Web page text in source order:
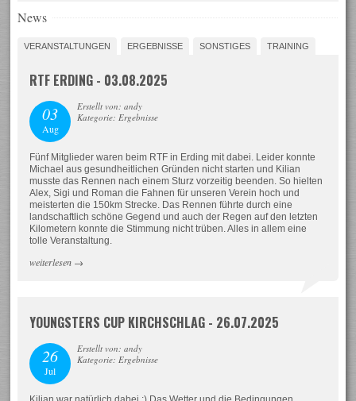
News
VERANSTALTUNGEN ERGEBNISSE SONSTIGES TRAINING
RTF ERDING - 03.08.2025
03
Aug
Erstellt von: andy
Kategorie: Ergebnisse
Fünf Mitglieder waren beim RTF in Erding mit dabei. Leider konnte
Michael aus gesundheitlichen Gründen nicht starten und Kilian
musste das Rennen nach einem Sturz vorzeitig beenden. So hielten
Alex, Sigi und Roman die Fahnen für unseren Verein hoch und
meisterten die 150km Strecke. Das Rennen führte durch eine
landschaftlich schöne Gegend und auch der Regen auf den letzten
Kilometern konnte die Stimmung nicht trüben. Alles in allem eine
tolle Veranstaltung.
weiterlesen →
YOUNGSTERS CUP KIRCHSCHLAG - 26.07.2025
26
Jul
Erstellt von: andy
Kategorie: Ergebnisse